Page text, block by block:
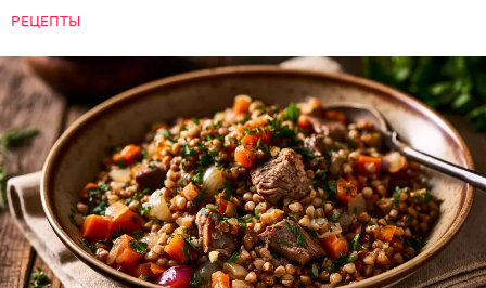
РЕЦЕПТЫ